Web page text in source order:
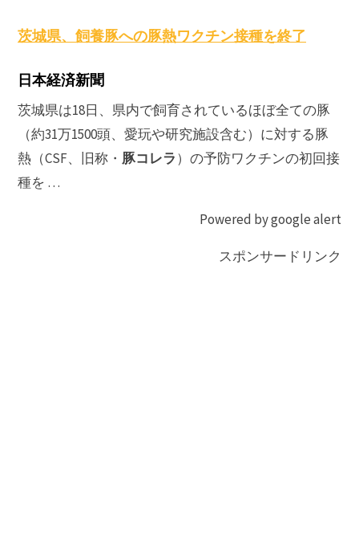
茨城県、飼養豚への豚熱ワクチン接種を終了
日本経済新聞
茨城県は18日、県内で飼育されているほぼ全ての豚
（約31万1500頭、愛玩や研究施設含む）に対する豚
熱（CSF、旧称・ 豚コレラ）の予防ワクチンの初回接
種を …
Powered by google alert
スポンサードリンク